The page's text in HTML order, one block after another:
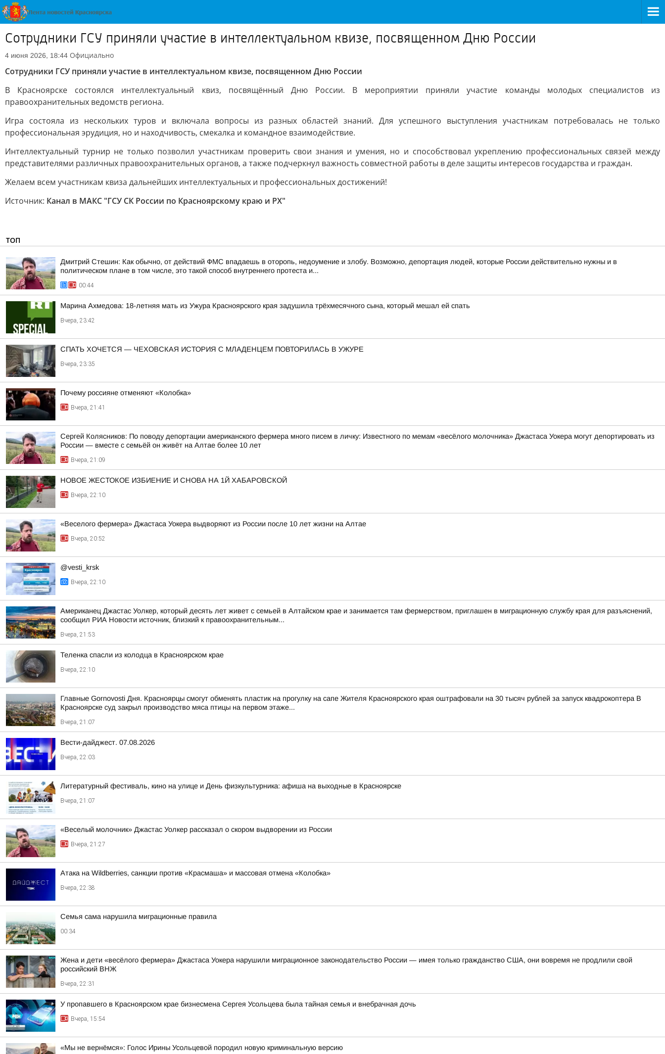
Сотрудники ГСУ приняли участие в интеллектуальном квизе, посвященном Дню России
4 июня 2026, 18:44 Официально
Сотрудники ГСУ приняли участие в интеллектуальном квизе, посвященном Дню России
В Красноярске состоялся интеллектуальный квиз, посвящённый Дню России. В мероприятии приняли участие команды молодых специалистов из
правоохранительных ведомств региона.
Игра состояла из нескольких туров и включала вопросы из разных областей знаний. Для успешного выступления участникам потребовалась не только
профессиональная эрудиция, но и находчивость, смекалка и командное взаимодействие.
Интеллектуальный турнир не только позволил участникам проверить свои знания и умения, но и способствовал укреплению профессиональных связей между
представителями различных правоохранительных органов, а также подчеркнул важность совместной работы в деле защиты интересов государства и граждан.
Желаем всем участникам квиза дальнейших интеллектуальных и профессиональных достижений!
Источник: Канал в МАКС "ГСУ СК России по Красноярскому краю и РХ"
ТОП
Дмитрий Стешин: Как обычно, от действий ФМС впадаешь в оторопь, недоумение и злобу. Возможно, депортация людей, которые России действительно нужны и в
политическом плане в том числе, это такой способ внутреннего протеста и...
00:44
Марина Ахмедова: 18-летняя мать из Ужура Красноярского края задушила трёхмесячного сына, который мешал ей спать
Вчера, 23:42
СПАТЬ ХОЧЕТСЯ — ЧЕХОВСКАЯ ИСТОРИЯ С МЛАДЕНЦЕМ ПОВТОРИЛАСЬ В УЖУРЕ
Вчера, 23:35
Почему россияне отменяют «Колобка»
Вчера, 21:41
Сергей Колясников: По поводу депортации американского фермера много писем в личку: Известного по мемам «весёлого молочника» Джастаса Уокера могут депортировать из
России — вместе с семьёй он живёт на Алтае более 10 лет
Вчера, 21:09
НОВОЕ ЖЕСТОКОЕ ИЗБИЕНИЕ И СНОВА НА 1Й ХАБАРОВСКОЙ
Вчера, 22:10
«Веселого фермера» Джастаса Уокера выдворяют из России после 10 лет жизни на Алтае
Вчера, 20:52
@vesti_krsk
Вчера, 22:10
Американец Джастас Уолкер, который десять лет живет с семьей в Алтайском крае и занимается там фермерством, приглашен в миграционную службу края для разъяснений,
сообщил РИА Новости источник, близкий к правоохранительным...
Вчера, 21:53
Теленка спасли из колодца в Красноярском крае
Вчера, 22:10
Главные Gornovosti Дня. Красноярцы смогут обменять пластик на прогулку на сапе Жителя Красноярского края оштрафовали на 30 тысяч рублей за запуск квадрокоптера В
Красноярске суд закрыл производство мяса птицы на первом этаже...
Вчера, 21:07
Вести-дайджест. 07.08.2026
Вчера, 22:03
Литературный фестиваль, кино на улице и День физкультурника: афиша на выходные в Красноярске
Вчера, 21:07
«Веселый молочник» Джастас Уолкер рассказал о скором выдворении из России
Вчера, 21:27
Атака на Wildberries, санкции против «Красмаша» и массовая отмена «Колобка»
Вчера, 22:38
Семья сама нарушила миграционные правила
00:34
Жена и дети «весёлого фермера» Джастаса Уокера нарушили миграционное законодательство России — имея только гражданство США, они вовремя не продлили свой
российский ВНЖ
Вчера, 22:31
У пропавшего в Красноярском крае бизнесмена Сергея Усольцева была тайная семья и внебрачная дочь
Вчера, 15:54
«Мы не вернёмся»: Голос Ирины Усольцевой породил новую криминальную версию